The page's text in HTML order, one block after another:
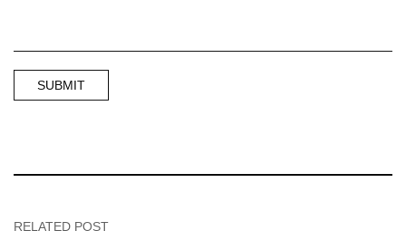
RELATED POST